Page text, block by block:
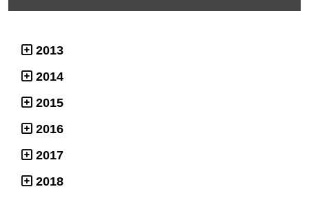
2013
2014
2015
2016
2017
2018